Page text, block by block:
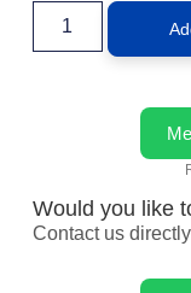
Would you like
Contact us